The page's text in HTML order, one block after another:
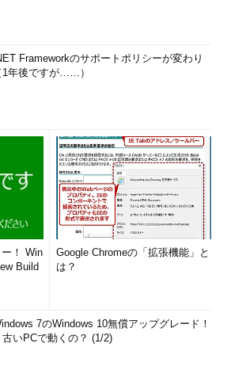
Frameworkのサポートポリシーが変わり
1年後ですが……）
！ Win
Build
Google Chromeの「拡張機能」と
は？
7のWindows 10無償アップグレード！
いPCで動くの？ (1/2)